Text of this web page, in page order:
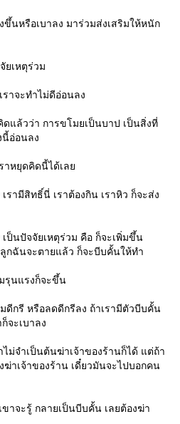
ขึ้นหรือเบาลง มาร่วมส่งเสริมให้หนัก
ยเหตุร่วม
ราจะทำไม่ดีอ่อนลง
ดแล้วว่า การขโมยเป็นบาป เป็นสิ่งที่
นี้อ่อนลง
ราหยุดคิดนี้ได้เล
ามีสิทธิ์นี่ เราต้องกิน เราหิว ก็จะส่ง
ป็นปัจจัยเหตุร่วม คือ ก็จะเพิ่มขึ้น
กฉันจะตายแล้ว ก็จะบีบคั้นให้ทำ
รุนแรงก็จะขึ้น
ดีกรี หรือลดดีกรีลง ถ้าเรามีตัวบีบคั้น
จะเบาลง
ไม่จำเป็นต้นฆ่าเจ้าของร้านก็ได้ แต่ถ้า
เจ้าของร้าน เดี๋ยวมันจะไปบอกคน
าจะรู้ กลายเป็นบีบคั้น เลยต้องฆ่า